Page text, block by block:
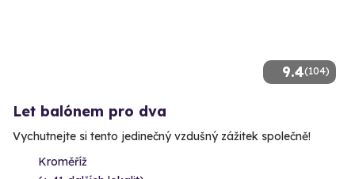
9.4(104)
Let balónem pro dva
Vychutnejte si tento jedinečný vzdušný zážitek společně!
Kroměříž